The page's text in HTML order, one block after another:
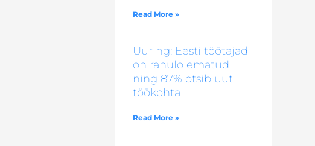
Read More »
Uuring: Eesti töötajad
on rahulolematud
ning 87% otsib uut
töökohta
Read More »